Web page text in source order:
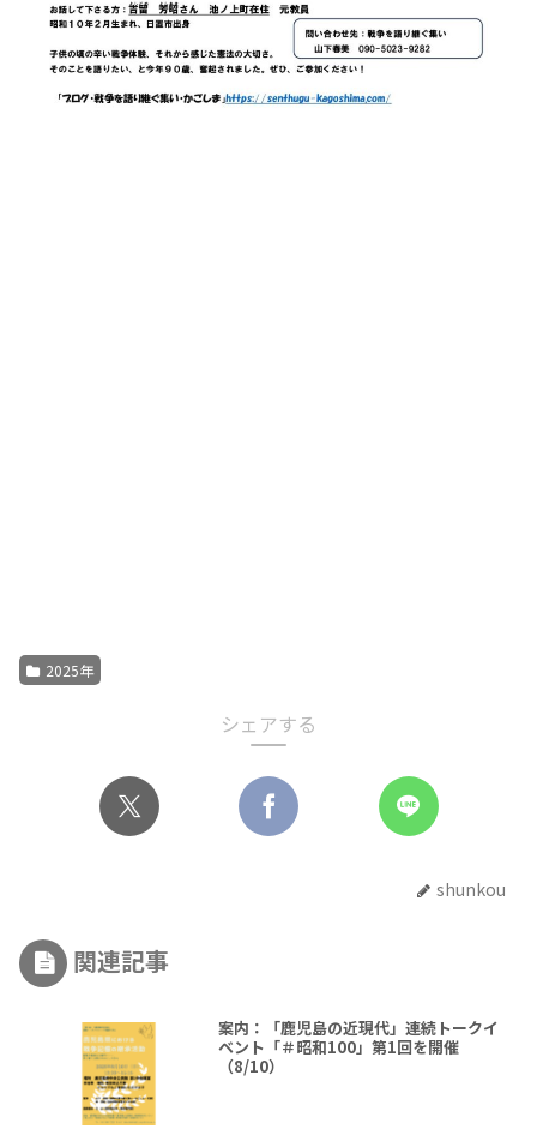
2025年
シェアする
shunkou
関連記事
案内：「鹿児島の近現代」連続トークイ
ベント「＃昭和100」第1回を開催
（8/10）